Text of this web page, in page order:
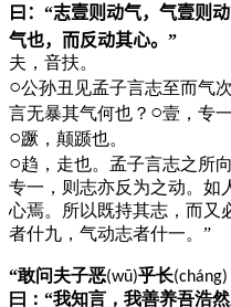
曰：“志壹则动气，气壹则
气也，而反动其心。”
夫，音扶。
○公孙丑见孟子言志至而气
言无暴其气何也？ ○壹，专一
○蹶，颠踬也。
○趋，走也。孟子言志之所
专一，则志亦反为之动。如
心焉。所以既持其志，而又
者什九，气动志者什一。”
“敢问夫子恶(wū)乎长(cháng)
曰：“我知言，我善养吾浩